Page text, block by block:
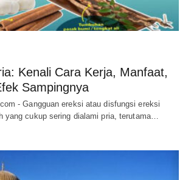
Kenali Cara Kerja, Manfaat,
Sampingnya
- Gangguan ereksi atau disfungsi ereksi
yang cukup sering dialami pria, terutama…